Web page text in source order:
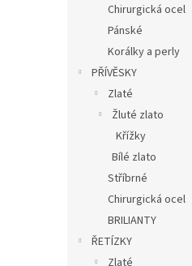
Chirurgická ocel
Pánské
Korálky a perly
PŘÍVĚSKY
Zlaté
Žluté zlato
Křížky
Bílé zlato
Stříbrné
Chirurgická ocel
BRILIANTY
ŘETÍZKY
Zlaté